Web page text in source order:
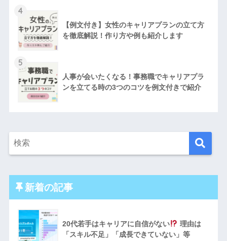
4
【例文付き】女性のキャリアプランの立て方
を徹底解説！作り方や例も紹介します
5
人事が会いたくなる！事務職でキャリアプラ
ンを立てる時の3つのコツを例文付きで紹介
新着の記事
20代若手はキャリアに自信がない
理由は
「スキル不足」「成長できていない」等